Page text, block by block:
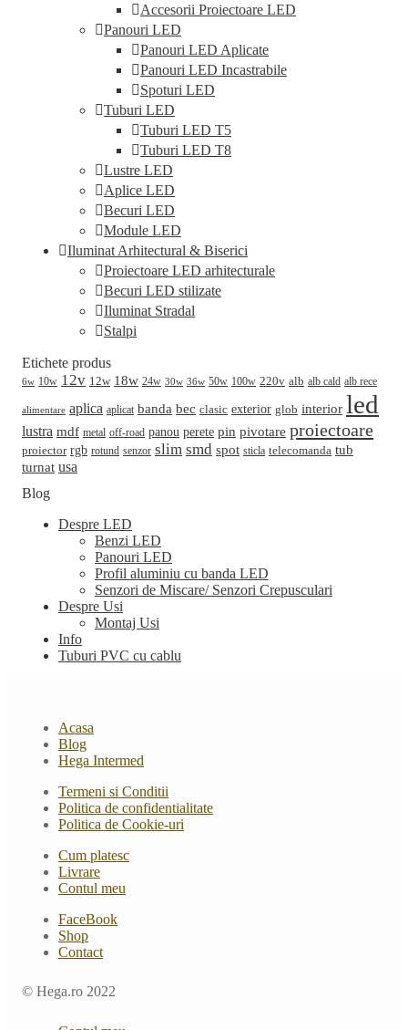
Accesorii Proiectoare LED
Panouri LED
Panouri LED Aplicate
Panouri LED Incastrabile
Spoturi LED
Tuburi LED
Tuburi LED T5
Tuburi LED T8
Lustre LED
Aplice LED
Becuri LED
Module LED
Iluminat Arhitectural & Biserici
Proiectoare LED arhitecturale
Becuri LED stilizate
Iluminat Stradal
Stalpi
Etichete produs
6w 10w 12v 12w 18w 24w 30w 36w 50w 100w 220v alb alb cald alb rece
alimentare aplica aplicat banda bec clasic exterior glob interior led
lustra mdf metal off-road panou perete pin pivotare proiectoare
proiector rgb rotund senzor slim smd spot sticla telecomanda tub
turnat usa
Blog
Despre LED
Benzi LED
Panouri LED
Profil aluminiu cu banda LED
Senzori de Miscare/ Senzori Crepusculari
Despre Usi
Montaj Usi
Info
Tuburi PVC cu cablu
Acasa
Blog
Hega Intermed
Termeni si Conditii
Politica de confidentialitate
Politica de Cookie-uri
Cum platesc
Livrare
Contul meu
FaceBook
Shop
Contact
© Hega.ro 2022